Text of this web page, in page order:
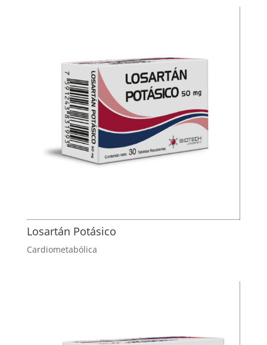
Losartán Potásico
Cardiometabólica